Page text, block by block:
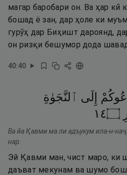
магар баробари он. Ва ҳар кӣ
бошад ё зан, дар ҳоле ки
гурӯҳ дар Биҳишт дароянд,
он ризқи бешумор дода
40:40
إِلَى ٱلنَّجَوٰةِ
۝٤١
Ва йа Қавми ма ли адъукум ила-н-
нар.
Эй Қавми ман, чист маро, ки
даъват мекунам ва шумо